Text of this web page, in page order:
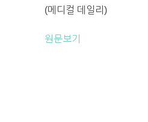
(메디컬 데일리)
원문보기